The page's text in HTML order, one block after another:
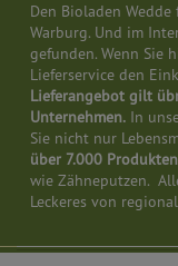
Den Bioladen
Warburg. Und im
gefunden. Wenn Sie
Lieferservice den
Lieferangebot gilt
Unternehmen. In
Sie nicht nur
über 7.000 Produkten
wie Zähneputzen.
Leckeres von